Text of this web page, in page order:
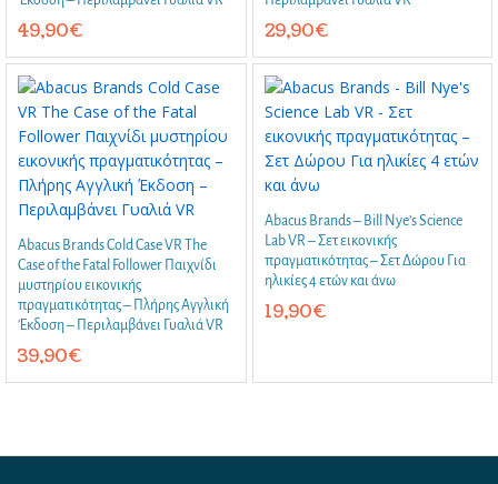
49,90€ 29,90€
Abacus Brands Cold Case VR The
Case of the Fatal Follower Παιχνίδι
μυστηρίου εικονικής
πραγματικότητας – Πλήρης Αγγλική
Έκδοση – Περιλαμβάνει Γυαλιά VR
39,90€
Abacus Brands – Bill Nye’s Science
Lab VR – Σετ εικονικής
πραγματικότητας – Σετ Δώρου Για
ηλικίες 4 ετών και άνω
19,90€